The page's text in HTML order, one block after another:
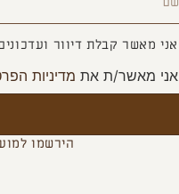
LIKE
אני מאשר קבלת דיוור
אני מאשר/ת את מדיניות
הירשמו